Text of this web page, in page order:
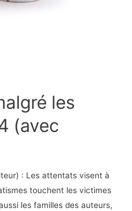
les
(avec
: Les attentats visent à
touchent les victimes
les familles des auteurs,